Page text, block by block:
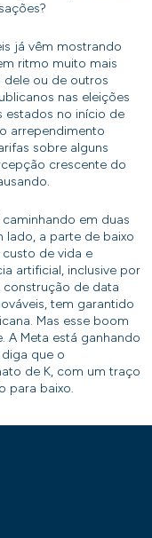
já vêm mostrando
ritmo muito mais
ou de outros
nas eleições
estados no início de
arrependimento
sobre alguns
crescente do
em duas
lado, a parte de baixo
de vida e
artificial, inclusive por
de data
tem garantido
Mas esse boom
A Meta está ganhando
que o
de K, com um traço
para baixo.